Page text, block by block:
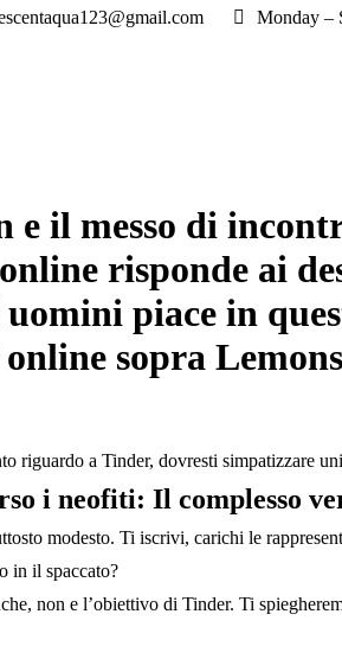
Monday –
e il messo di
risponde ai
piace in
sopra
riguardo a Tinder, dovresti simpatizzare
i neofiti: Il complesso
modesto. Ti iscrivi, carichi le
in il spaccato?
non e l’obiettivo di Tinder. Ti